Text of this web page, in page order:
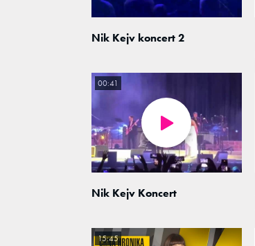
Nik Kejv koncert 2
Nik Kejv Koncert
00:41
15:45